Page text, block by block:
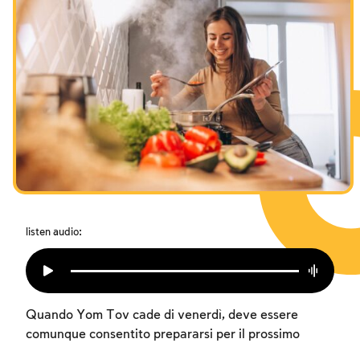
I digiuni commemorativi della distruzione del Tempio
Hanukkah
Purìm
listen audio:
Quando Yom Tov cade di venerdì, deve essere
comunque consentito prepararsi per il prossimo